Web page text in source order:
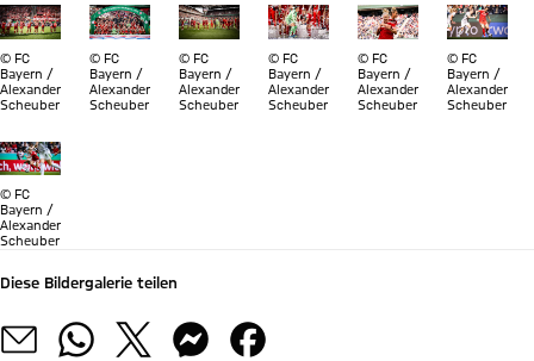
Zeige in voller Größe Die FC Bayern Frauen feiern den
© FC
Bayern /
Alexander
Scheuber
Zeige in voller Größe Die Mannschaft und das
© FC
Bayern /
Alexander
Scheuber
Zeige in voller Größe Die Mannschaft vor
© FC
Bayern /
Alexander
Scheuber
Zeige in voller Größe Maria
© FC
Bayern /
Alexander
Scheuber
Zeige in voller
© FC
Bayern /
Alexander
Scheuber
Zeige in
© FC
Bayern /
Alexander
Scheuber
Zeige in voller Größe Linda Dallmann im Zweikampf mit Lineth
© FC
Bayern /
Alexander
Scheuber
Diese Bildergalerie teilen